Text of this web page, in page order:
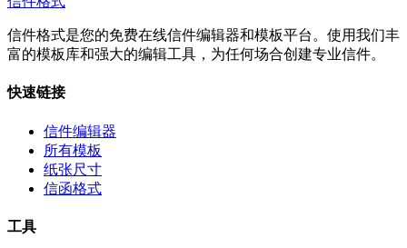
信件格式是您的免费在线信件编辑器和模板平台。使用我们丰
富的模板库和强大的编辑工具，为任何场合创建专业信件。
快速链接
信件编辑器
所有模板
纸张尺寸
信函格式
工具